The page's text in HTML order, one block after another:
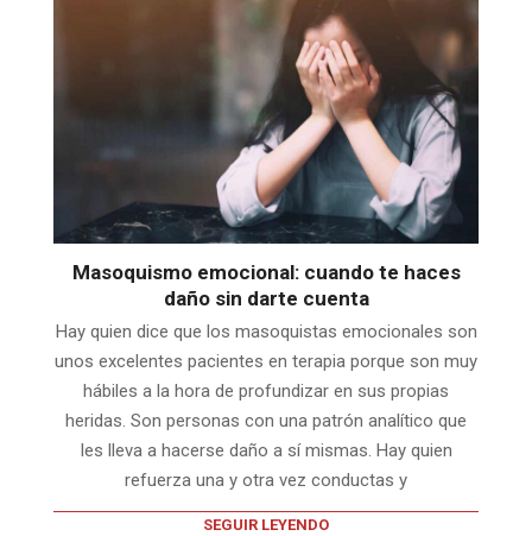
Masoquismo emocional: cuando te haces
daño sin darte cuenta
Hay quien dice que los masoquistas emocionales son
unos excelentes pacientes en terapia porque son muy
hábiles a la hora de profundizar en sus propias
heridas. Son personas con una patrón analítico que
les lleva a hacerse daño a sí mismas. Hay quien
refuerza una y otra vez conductas y
SEGUIR LEYENDO